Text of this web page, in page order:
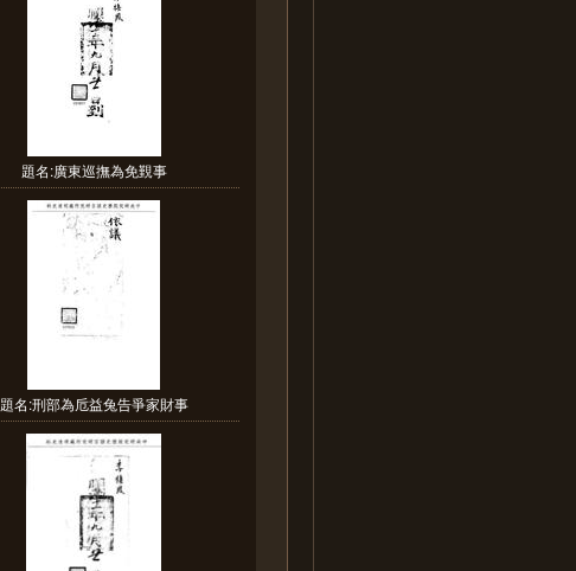
題名:廣東巡撫為免覲事
題名:刑部為卮益兔告爭家財事